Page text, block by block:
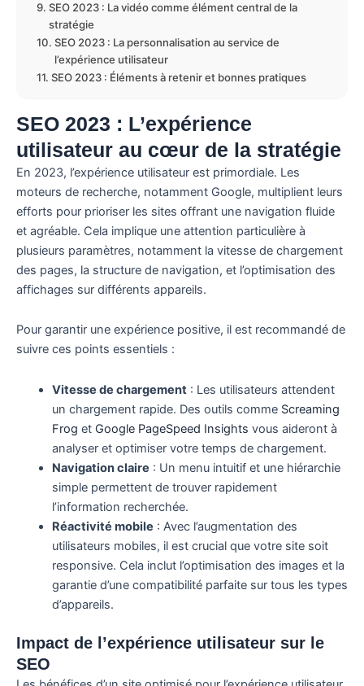
SEO 2023 : La vidéo comme élément central de la
stratégie
SEO 2023 : La personnalisation au service de
l’expérience utilisateur
SEO 2023 : Éléments à retenir et bonnes pratiques
SEO 2023 : L’expérience
utilisateur au cœur de la stratégie
En 2023, l’expérience utilisateur est primordiale. Les
moteurs de recherche, notamment Google, multiplient leurs
efforts pour prioriser les sites offrant une navigation fluide
et agréable. Cela implique une attention particulière à
plusieurs paramètres, notamment la vitesse de chargement
des pages, la structure de navigation, et l’optimisation des
affichages sur différents appareils.
Pour garantir une expérience positive, il est recommandé de
suivre ces points essentiels :
Vitesse de chargement: Les utilisateurs attendent
un chargement rapide. Des outils comme Screaming
Frog et Google PageSpeed Insights vous aideront à
analyser et optimiser votre temps de chargement.
Navigation claire : Un menu intuitif et une hiérarchie
simple permettent de trouver rapidement
l’information recherchée.
Réactivité mobile : Avec l’augmentation des
utilisateurs mobiles, il est crucial que votre site soit
responsive. Cela inclut l’optimisation des images et la
garantie d’une compatibilité parfaite sur tous les types
d’appareils.
Impact de l’expérience utilisateur sur le
SEO